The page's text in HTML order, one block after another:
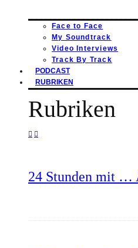
Face to Face
My Soundtrack
Video Interviews
Track By Track
PODCAST
RUBRIKEN
Rubriken
24 Stunden mit …